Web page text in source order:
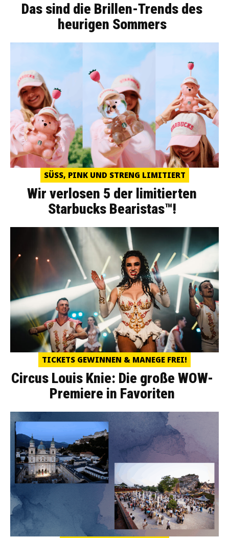
Das sind die Brillen-Trends des
heurigen Sommers
SÜSS, PINK UND STRENG LIMITIERT
Wir verlosen 5 der limitierten
Starbucks Bearistas™!
TICKETS GEWINNEN & MANEGE FREI!
Circus Louis Knie: Die große WOW-
Premiere in Favoriten